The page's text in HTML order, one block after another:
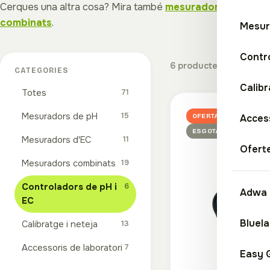
Adwa
Easy
Cerques una altra cosa? Mira també mesuradors de ph
combinats.
CATEGORIES
Totes 71
Mesuradors de pH 15
Mesuradors d'EC 11
Mesuradors combinats 19
Controladors de pH i
EC
6
Calibratge i neteja 13
Accessoris de laboratori 7
6 productes
OFERTA
ESGOTAT